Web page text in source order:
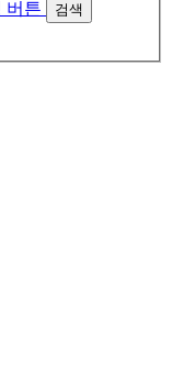
검색